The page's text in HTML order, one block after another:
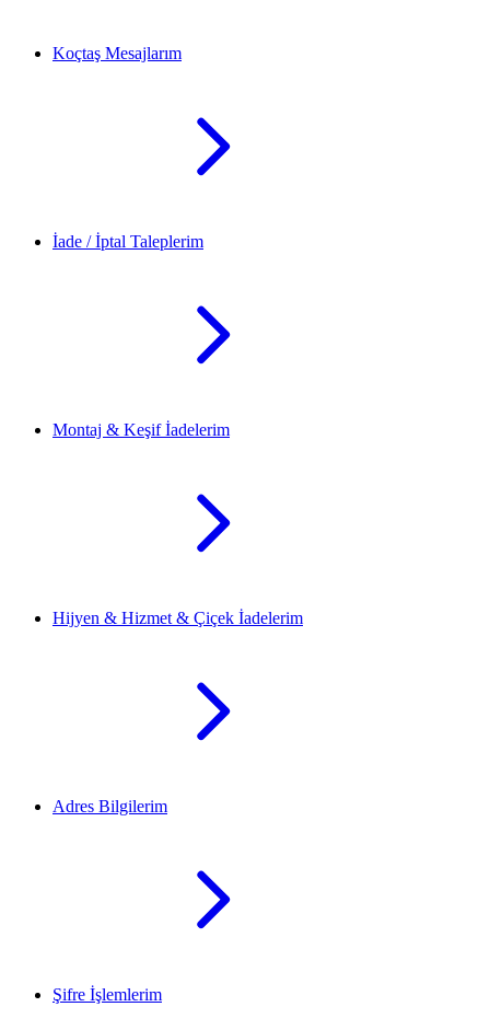
Koçtaş Mesajlarım
İade / İptal Taleplerim
Montaj & Keşif İadelerim
Hijyen & Hizmet & Çiçek İadelerim
Adres Bilgilerim
Şifre İşlemlerim